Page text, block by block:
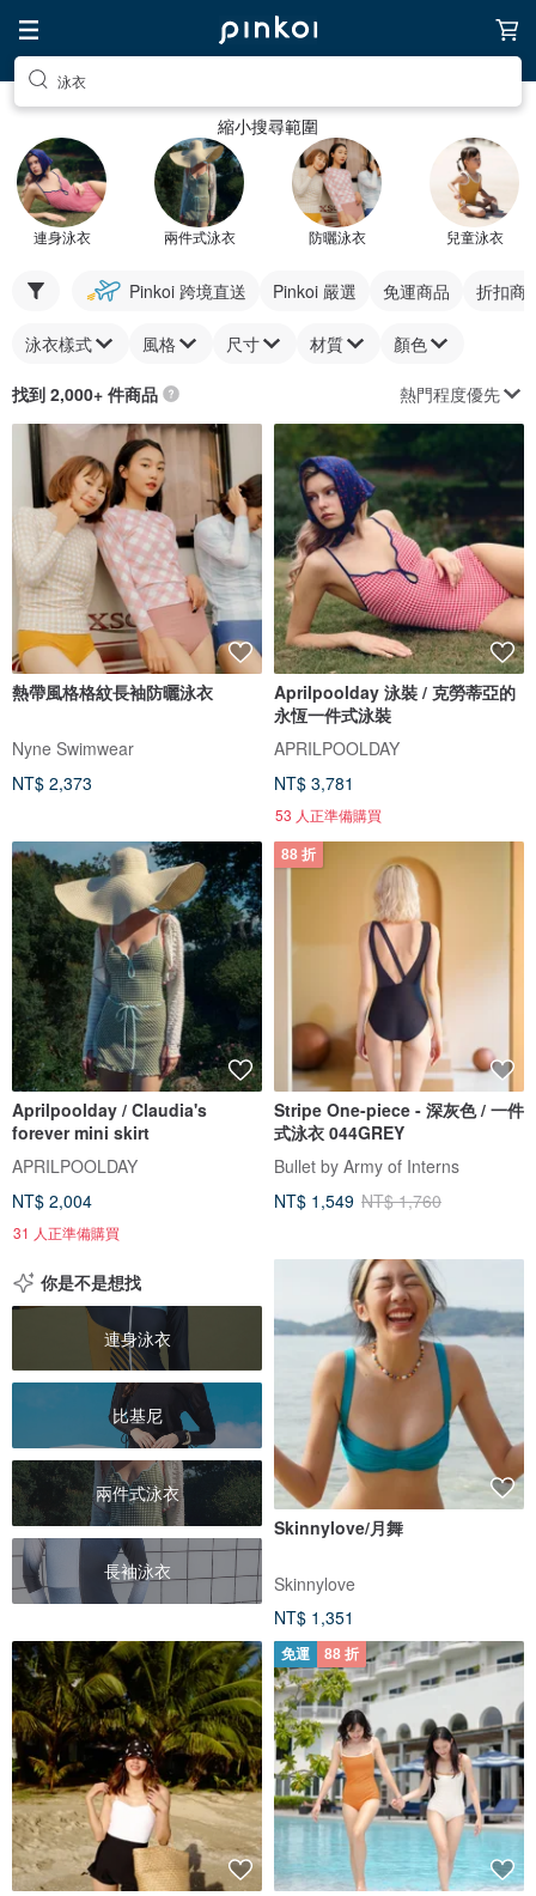
泳衣
縮小搜尋範圍
連身泳衣 兩件式泳衣 防曬泳衣 兒童泳衣
Pinkoi 跨境直送 Pinkoi 嚴選 免運商品 折扣商
泳衣樣式 風格 尺寸 材質 顏色
找到 2,000+ 件商品 熱門程度優先
熱帶風格格紋長袖防曬泳衣
Nyne Swimwear
NT$ 2,373
Aprilpoolday 泳裝 / 克勞蒂亞的
永恆一件式泳裝
APRILPOOLDAY
NT$ 3,781
53 人正準備購買
Aprilpoolday / Claudia's
forever mini skirt
APRILPOOLDAY
NT$ 2,004
31 人正準備購買
88 折
Stripe One-piece - 深灰色 / 一件
式泳衣 044GREY
Bullet by Army of Interns
NT$ 1,549 NT$ 1,760
你是不是想找
連身泳衣
比基尼
兩件式泳衣
長袖泳衣
Skinnylove/月舞
Skinnylove
NT$ 1,351
免運 88 折